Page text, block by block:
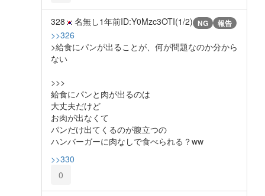
328 名無し1年前ID:Y0Mzc3OTI(1/2) NG 報告
>>326
>給食にパンが出ることが、何が問題なのか分から
ない
>>>
給食にパンと肉が出るのは
大丈夫だけど
お肉が出なくて
パンだけ出てくるのが腹立つの
ハンバーガーに肉なしで食べられる？ww
>>330
0